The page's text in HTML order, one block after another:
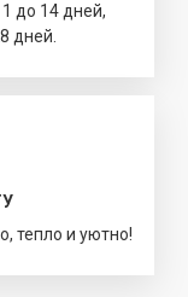
до 14 дней,
дней.
тепло и уютно!